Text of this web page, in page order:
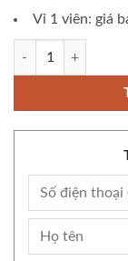
Vỉ 1 viên: giá
Thuốc Sâm Kỳ